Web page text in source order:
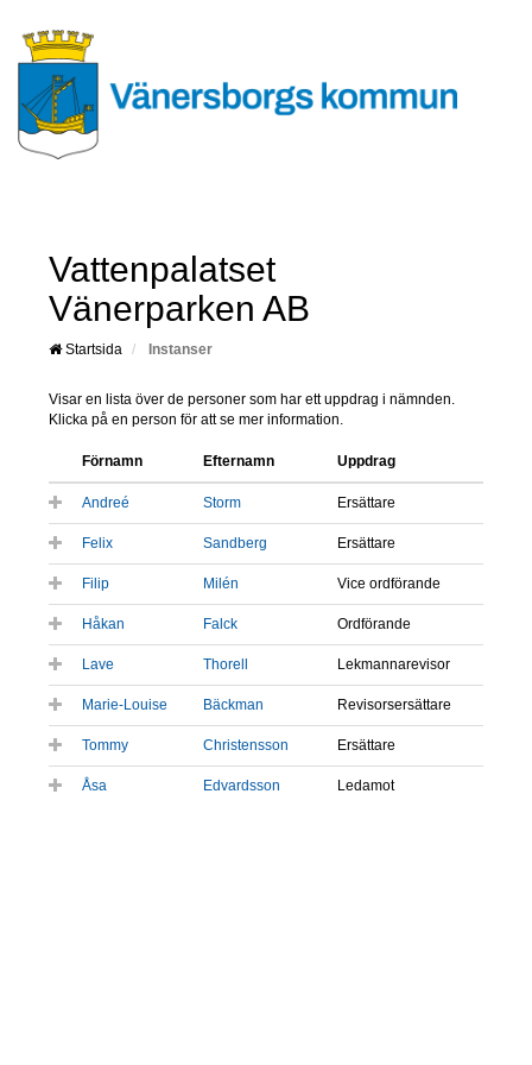
Vattenpalatset
Vänerparken AB
Startsida Instanser
Visar en lista över de personer som har ett uppdrag i nämnden.
Klicka på en person för att se mer information.
Förnamn Efternamn Uppdrag
Andreé Storm Ersättare
Felix Sandberg Ersättare
Filip Milén Vice ordförande
Håkan Falck Ordförande
Lave Thorell Lekmannarevisor
Marie-Louise Bäckman Revisorsersättare
Tommy Christensson Ersättare
Åsa Edvardsson Ledamot